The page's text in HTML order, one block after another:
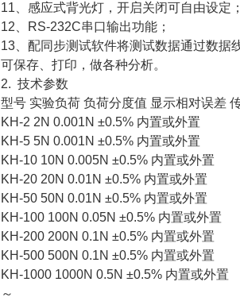
11、感应式背光灯，开启关闭可自由设定；
12、RS-232C串口输出功能；
13、配同步测试软件将测试数据通过数据
可保存、打印，做各种分析。
2. 技术参数
型号 实验负荷 负荷分度值 显示相对误差
KH-2 2N 0.001N ±0.5% 内置或外置
KH-5 5N 0.001N ±0.5% 内置或外置
KH-10 10N 0.005N ±0.5% 内置或外置
KH-20 20N 0.01N ±0.5% 内置或外置
KH-50 50N 0.01N ±0.5% 内置或外置
KH-100 100N 0.05N ±0.5% 内置或外置
KH-200 200N 0.1N ±0.5% 内置或外置
KH-500 500N 0.1N ±0.5% 内置或外置
KH-1000 1000N 0.5N ±0.5% 内置或外置
～